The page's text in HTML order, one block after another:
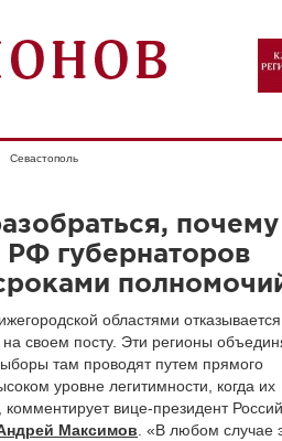
Севастополь
губернаторов
областями
своем посту. Эти регионы
там проводят путем прямого
уровне легитимности, когда их
вице-президент
Максимов . «В любом случае